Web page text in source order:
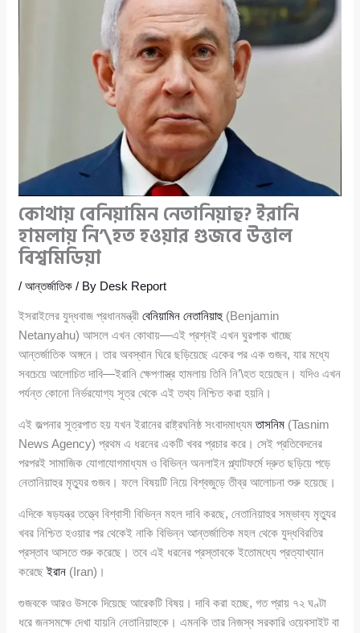
কোথায় বেনিয়ামিন নেতানিয়াহু? ইরানি
হামলায় নি’\হত হওয়ার গুজবে উত্তাল
বিশ্বমিডিয়া
/আন্তর্জাতিক / By Desk Report
ইসরাইলের যুদ্ধবাজ প্রধানমন্ত্রীবেনিয়ামিন নেতানিয়াহু (Benjamin
Netanyahu) আসলে এখন কোথায়—এই প্রশ্নই এখন ঘুরপাক খাচ্ছে
আন্তর্জাতিক অঙ্গনে। তার অবস্থান ঘিরে ছড়িয়েছে একের পর এক গুজব, যার মধ্যে
সবচেয়ে আলোচিত দাবি—ইরানি ক্ষেপণাস্ত্র হামলায় তিনি নি’\হত হয়েছেন। যদিও এখন
পর্যন্ত কোনো নির্ভরযোগ্য সূত্র থেকে এই তথ্য নিশ্চিত করা হয়নি।
এই জল্পনার সূত্রপাত হয় যখন ইরানের রাষ্ট্রঘনিষ্ঠ সংবাদমাধ্যমতাসনিম (Tasnim
News Agency) প্রথম এ ধরনের একটি খবর প্রচার করে। সেই প্রতিবেদনের
পরপরই সামাজিক যোগাযোগমাধ্যম ও বিভিন্ন অনলাইন প্ল্যাটফর্মে দ্রুত ছড়িয়ে পড়ে
নেতানিয়াহুর মৃত্যুর গুজব। ফলে বিষয়টি নিয়ে বিশ্বজুড়ে তীব্র আলোচনা শুরু হয়েছে।
এদিকে ষড়যন্ত্র তত্ত্বে বিশ্বাসী বিভিন্ন মহল দাবি করছে, নেতানিয়াহুর সম্ভাব্য মৃত্যুর
খবর নিশ্চিত হওয়ার পর থেকেই নাকি বিভিন্ন আন্তর্জাতিক মহল থেকে যুদ্ধবিরতির
প্রস্তাব আসতে শুরু করেছে। তবে এই ধরনের প্রস্তাবকে ইতোমধ্যে প্রত্যাখ্যান
করেছেইরান (Iran)।
গুজবকে আরও উসকে দিয়েছে আরেকটি বিষয়। দাবি করা হচ্ছে, গত প্রায় ৭২ ঘণ্টা
ধরে জনসমক্ষে দেখা যায়নি নেতানিয়াহুকে। এমনকি তার নিজস্ব সরকারি ওয়েবসাইট বা